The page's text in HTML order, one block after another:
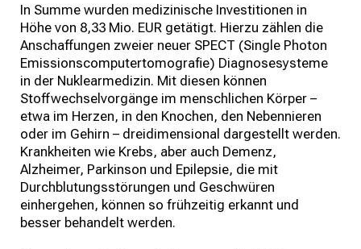
In Summe wurden medizinische Investitionen in
Höhe von 8,33 Mio. EUR getätigt. Hierzu zählen die
Anschaffungen zweier neuer SPECT (Single Photon
Emissionscomputertomografie) Diagnosesysteme
in der Nuklearmedizin. Mit diesen können
Stoffwechselvorgänge im menschlichen Körper –
etwa im Herzen, in den Knochen, den Nebennieren
oder im Gehirn – dreidimensional dargestellt werden.
Krankheiten wie Krebs, aber auch Demenz,
Alzheimer, Parkinson und Epilepsie, die mit
Durchblutungsstörungen und Geschwüren
einhergehen, können so frühzeitig erkannt und
besser behandelt werden.